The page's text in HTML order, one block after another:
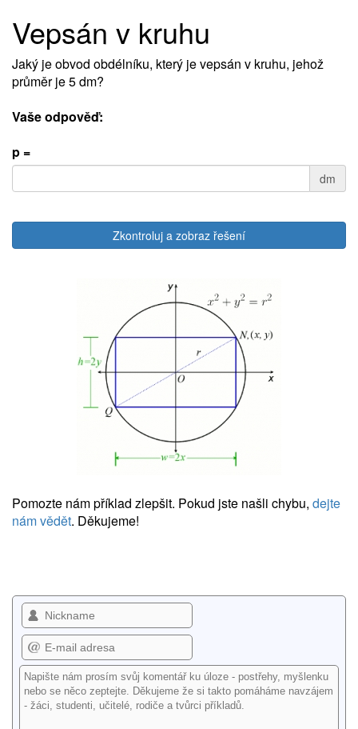
Vepsán v kruhu
Jaký je obvod obdélníku, který je vepsán v kruhu, jehož
průměr je 5 dm?
Vaše odpověď:
p =
dm
Zkontroluj a zobraz řešení
Pomozte nám příklad zlepšit. Pokud jste našli chybu, dejte
nám vědět. Děkujeme!